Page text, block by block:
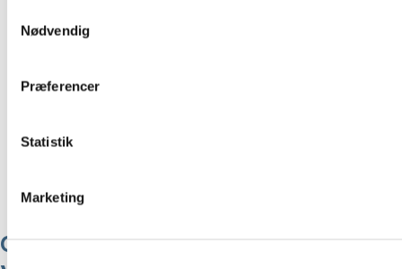
Nødvendig
Præferencer
Statistik
Marketing
CARE BY ME | Nederdel “Augusta” –